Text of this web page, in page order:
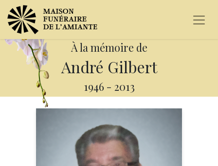
À la mémoire de
André Gilbert
1946 - 2013